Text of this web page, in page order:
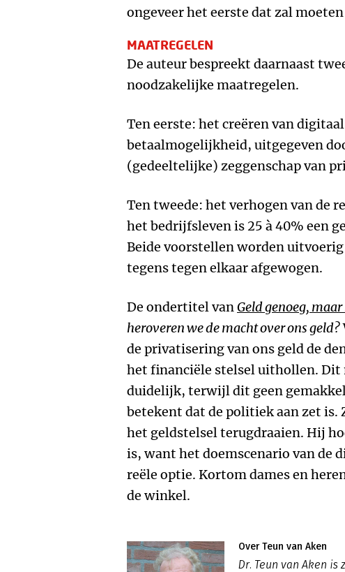
ongeveer het eerste dat zal
MAATREGELEN
De auteur bespreekt daarnaast
noodzakelijke maatregelen.
Ten eerste: het creëren van
betaalmogelijkheid, uitgegeven
(gedeeltelijke) zeggenschap van
Ten tweede: het verhogen van de
het bedrijfsleven is 25 à 40% een
Beide voorstellen worden uitvoerig
tegens tegen elkaar afgewogen.
De ondertitel vanGeld genoeg,
heroveren we de macht over ons geld?
de privatisering van ons geld de
het financiële stelsel uithollen. Dit
duidelijk, terwijl dit geen
betekent dat de politiek aan zet
het geldstelsel terugdraaien. Hij
is, want het doemscenario van de
reële optie. Kortom dames en
de winkel.
Over Teun van Aken
Dr. Teun van Aken